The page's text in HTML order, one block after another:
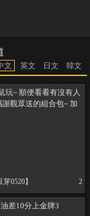
文 英文 日文 韓文
玩~ 順便看看有沒有人
觀眾送的組合包~ 加
芽0520】 2
差10分上金牌3